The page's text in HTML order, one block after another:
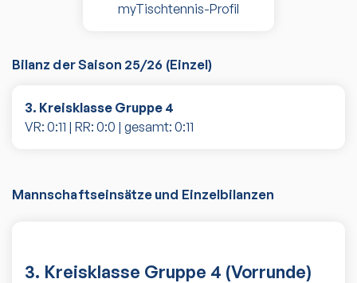
myTischtennis-Profil
Bilanz der Saison 25/26 (Einzel)
3. Kreisklasse Gruppe 4
VR: 0:11 | RR: 0:0 | gesamt: 0:11
Mannschaftseinsätze und Einzelbilanzen
3. Kreisklasse Gruppe 4 (Vorrunde)